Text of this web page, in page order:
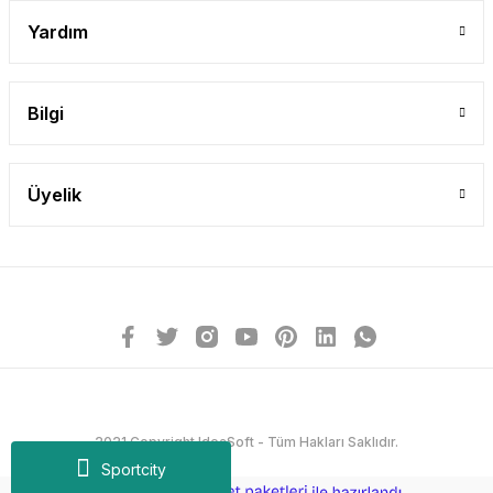
Sportcity
Yardım
Bilgi
Üyelik
2021 Copyright IdeaSoft - Tüm Hakları Saklıdır.